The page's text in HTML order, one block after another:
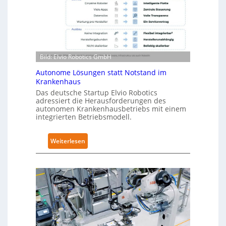
-
-
Z
e
r
t
f
i
z
e
r
u
g
n
a
c
h
o
o
t
c
e
r
w
e
i
e
r
g
l
o
b
a
Bild: Elvio Robotics GmbH
Autonome Lösungen statt Notstand im
Krankenhaus
Das deutsche Startup Elvio Robotics
adressiert die Herausforderungen des
autonomen Krankenhausbetriebs mit einem
integrierten Betriebsmodell.
Weiterlesen:
A
t
o
n
o
m